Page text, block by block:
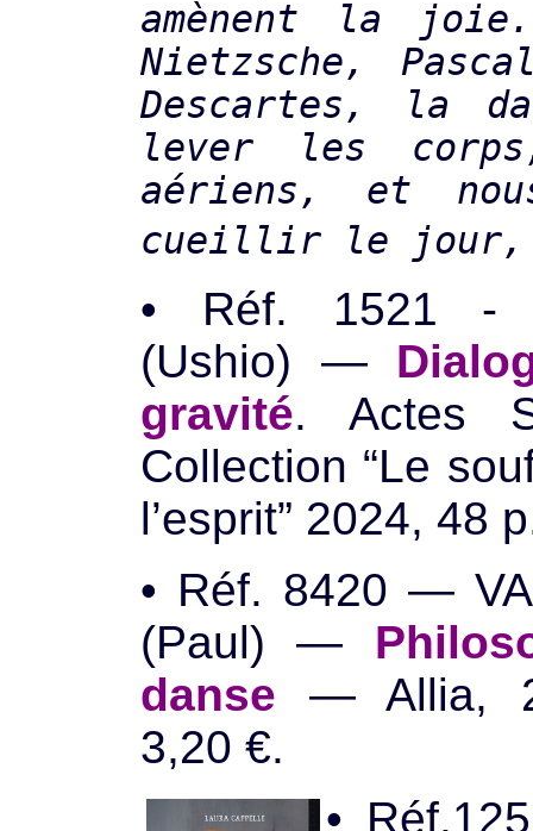
amènent la joie.
Nietzsche,
Descartes, la
lever les
aériens, et
cueillir le jour,
• Réf. 1521 -
(Ushio) —
gravité. Actes
Collection “Le
l’esprit” 2024, 48
• Réf. 8420 —
(Paul) —
danse — Allia,
3,20 €.
•